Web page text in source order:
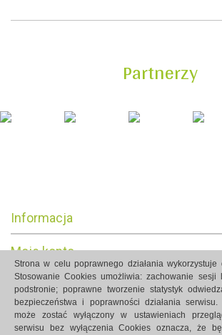
Strona w celu poprawnego działania wykorzystuje
Stosowanie Cookies umożliwia: zachowanie sesji
podstronie; poprawne tworzenie statystyk
bezpieczeństwa i poprawności działania
może zostać wyłączony w ustawieniach
serwisu bez wyłączenia Cookies oznacza, że
Partnerzy
Informacja
Moje konto
Informacja o sklepie